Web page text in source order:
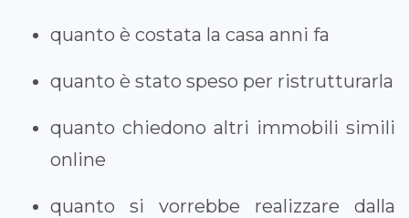
quanto è costata la casa anni fa
quanto è stato speso per ristrutturarla
quanto chiedono altri immobili simili
online
quanto si vorrebbe realizzare dalla